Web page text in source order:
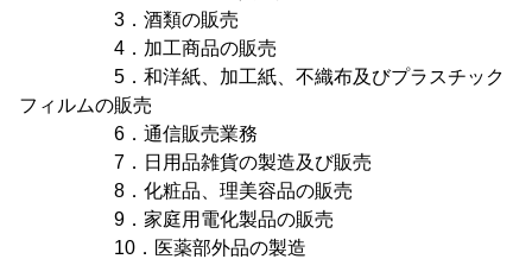
3．酒類の販売
4．加工商品の販売
5．和洋紙、加工紙、不織布及びプラスチック
フィルムの販売
6．通信販売業務
7．日用品雑貨の製造及び販売
8．化粧品、理美容品の販売
9．家庭用電化製品の販売
10．医薬部外品の製造